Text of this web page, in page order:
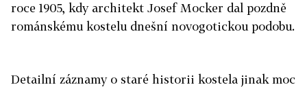
roce 1905, kdy architekt Josef Mocker dal pozdně
románskému kostelu dnešní novogotickou podobu.
Detailní záznamy o staré historii kostela jinak moc